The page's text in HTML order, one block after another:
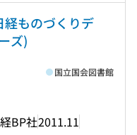
経ものづくりデ
ズ)
BP社2011.11
国立国会図書館